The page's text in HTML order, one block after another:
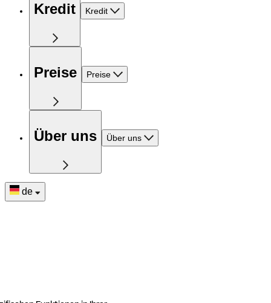
Kredit Kredit
Preise Preise
Über uns Über uns
de